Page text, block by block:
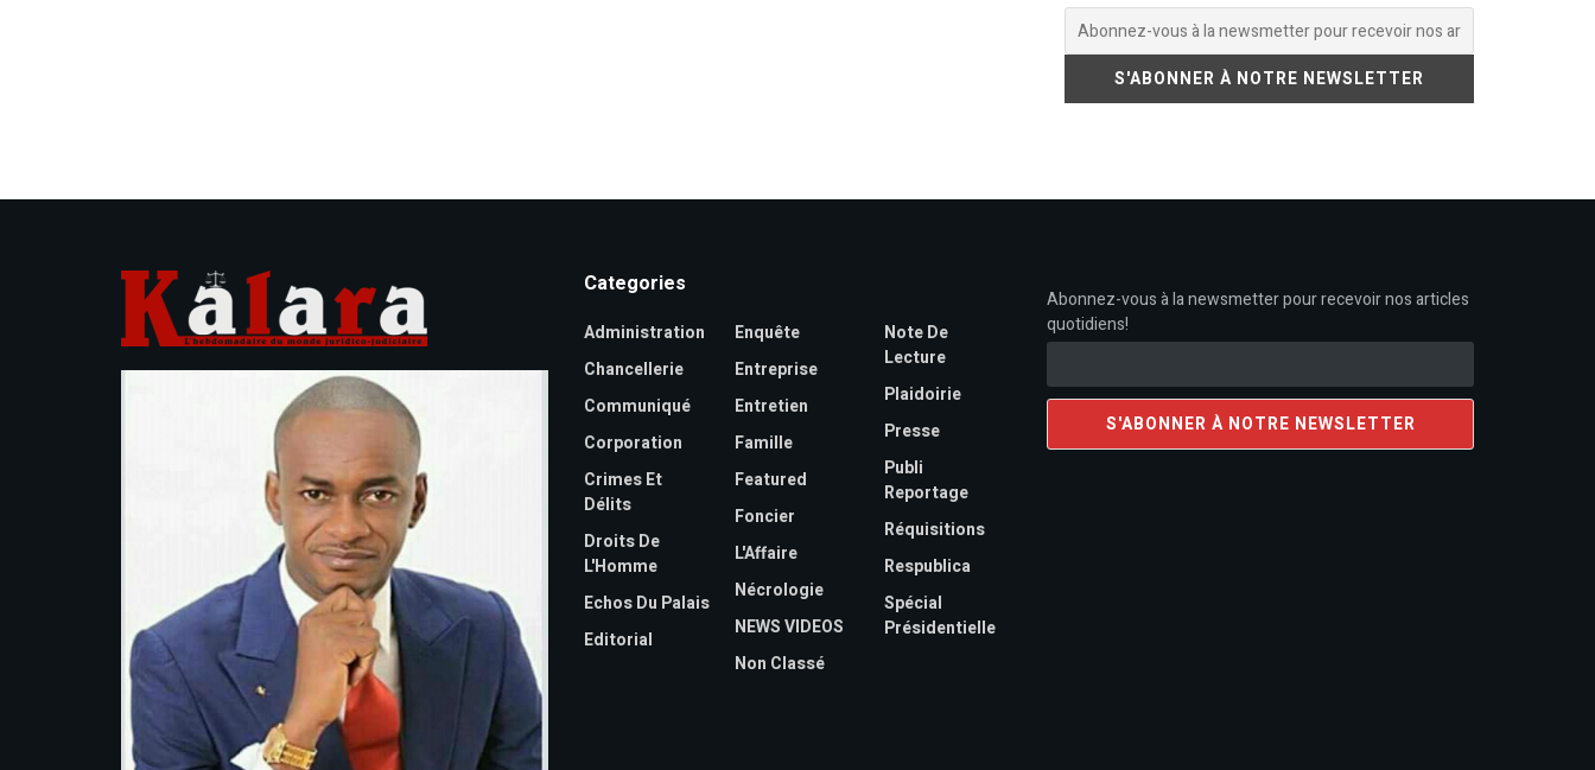
Categories
Administration
Chancellerie
Communiqué
Corporation
Crimes Et
Délits
Droits De
L'Homme
Echos Du Palais
Editorial
Enquête
Entreprise
Entretien
Famille
Featured
Foncier
L'Affaire
Nécrologie
NEWS VIDEOS
Non Classé
Note De
Lecture
Plaidoirie
Presse
Publi
Reportage
Réquisitions
Respublica
Spécial
Présidentielle
Abonnez-vous à la newsmetter pour recevoir nos articles
quotidiens!